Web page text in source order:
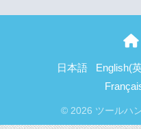
日本語 English(
© 2026 ツールハ